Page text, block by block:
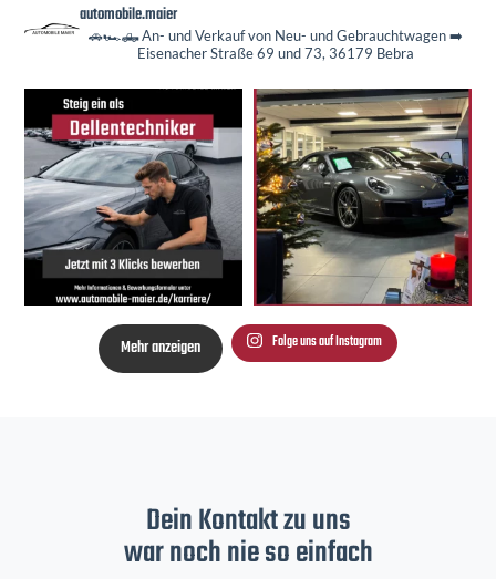
automobile.maier
🚗🏎️🛻 An- und Verkauf von Neu- und Gebrauchtwagen➡️
Eisenacher Straße 69 und 73, 36179 Bebra
Mehr anzeigen Folge uns auf Instagram
Dein Kontakt zu uns
war noch nie so einfach